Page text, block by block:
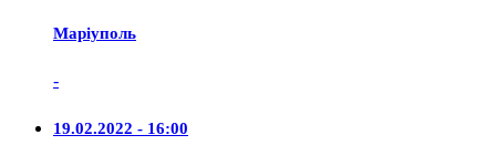
Маріуполь
-
19.02.2022 - 16:00